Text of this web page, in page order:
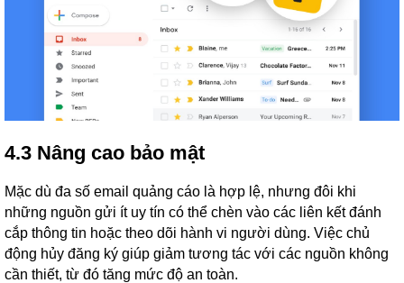
4.3 Nâng cao bảo mật
Mặc dù đa số email quảng cáo là hợp lệ, nhưng đôi khi
những nguồn gửi ít uy tín có thể chèn vào các liên kết đánh
cắp thông tin hoặc theo dõi hành vi người dùng. Việc chủ
động hủy đăng ký giúp giảm tương tác với các nguồn không
cần thiết, từ đó tăng mức độ an toàn.